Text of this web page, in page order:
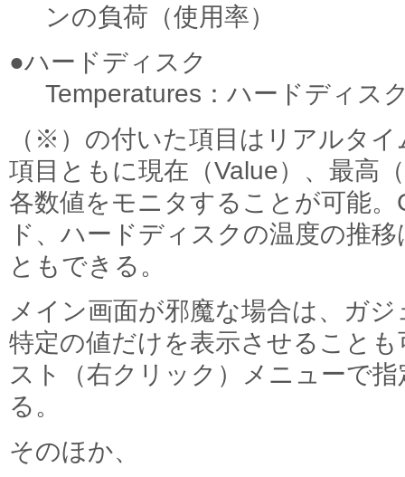
ンの負荷（使用率）
●ハードディスク
Temperatures：ハードディス
（※）の付いた項目はリアルタ
項目ともに現在（Value）、最高
各数値をモニタすることが可能
ド、ハードディスクの温度の推
ともできる。
メイン画面が邪魔な場合は、ガ
特定の値だけを表示させること
スト（右クリック）メニューで
る。
そのほか、